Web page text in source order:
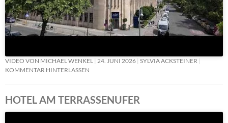
VIDEO VON MICHAEL WENKEL 24. JUNI 2026 SYLVIA ACKSTEINER
KOMMENTAR HINTERLASSEN
HOTEL AM TERRASSENUFER